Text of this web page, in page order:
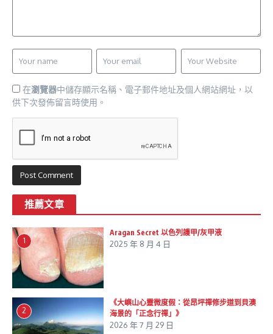
在瀏覽器中儲存顯示名稱、電子郵件地址及個人網站網址，以
供下次發佈留言時使用。
推薦文章
1
Aragan Secret 以色列護甲/灰甲液
2025 年 8 月 4 日
2
《大嶼山心靈微度假：從昂坪禪修步道到貝澳
海景的「正念行禪」》
2026 年 7 月 29 日